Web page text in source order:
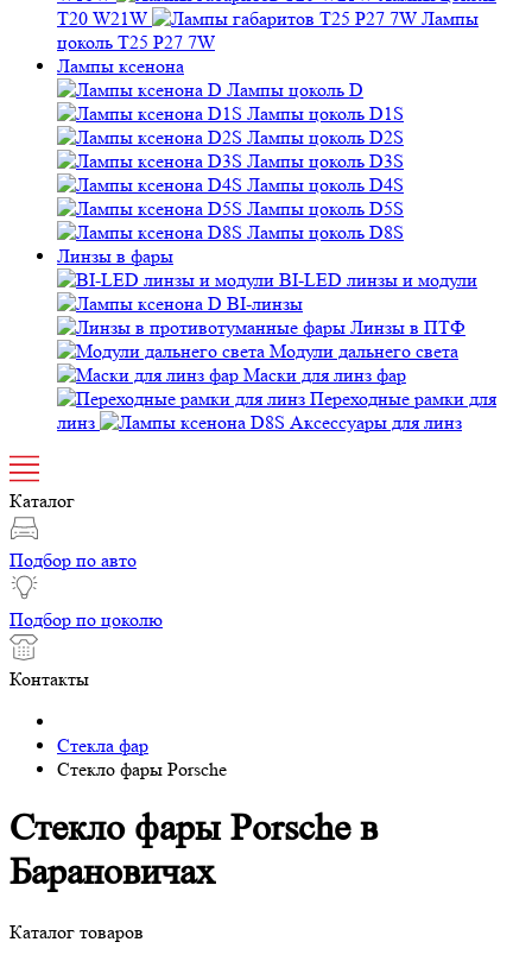
T20 W21W
Лампы
цоколь T25 P27 7W
Лампы ксенона
Лампы цоколь D
Лампы цоколь D1S
Лампы цоколь D2S
Лампы цоколь D3S
Лампы цоколь D4S
Лампы цоколь D5S
Лампы цоколь D8S
Линзы в фары
BI-LED линзы и модули
BI-линзы
Линзы в ПТФ
Модули дальнего света
Маски для линз фар
Переходные рамки для
линз
Аксессуары для линз
Каталог
Подбор по авто
Подбор по цоколю
Контакты
Стекла фар
Стекло фары Porsche
Стекло фары Porsche в
Барановичах
Каталог товаров